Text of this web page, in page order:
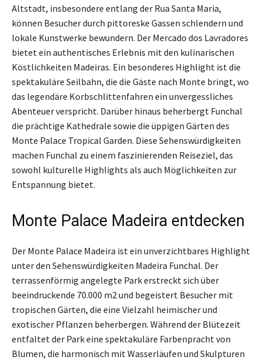
Altstadt, insbesondere entlang der Rua Santa Maria,
können Besucher durch pittoreske Gassen schlendern und
lokale Kunstwerke bewundern. Der Mercado dos Lavradores
bietet ein authentisches Erlebnis mit den kulinarischen
Köstlichkeiten Madeiras. Ein besonderes Highlight ist die
spektakuläre Seilbahn, die die Gäste nach Monte bringt, wo
das legendäre Korbschlittenfahren ein unvergessliches
Abenteuer verspricht. Darüber hinaus beherbergt Funchal
die prächtige Kathedrale sowie die üppigen Gärten des
Monte Palace Tropical Garden. Diese Sehenswürdigkeiten
machen Funchal zu einem faszinierenden Reiseziel, das
sowohl kulturelle Highlights als auch Möglichkeiten zur
Entspannung bietet.
Monte Palace Madeira entdecken
Der Monte Palace Madeira ist ein unverzichtbares Highlight
unter den Sehenswürdigkeiten Madeira Funchal. Der
terrassenförmig angelegte Park erstreckt sich über
beeindruckende 70.000 m2 und begeistert Besucher mit
tropischen Gärten, die eine Vielzahl heimischer und
exotischer Pflanzen beherbergen. Während der Blütezeit
entfaltet der Park eine spektakuläre Farbenpracht von
Blumen, die harmonisch mit Wasserläufen und Skulpturen